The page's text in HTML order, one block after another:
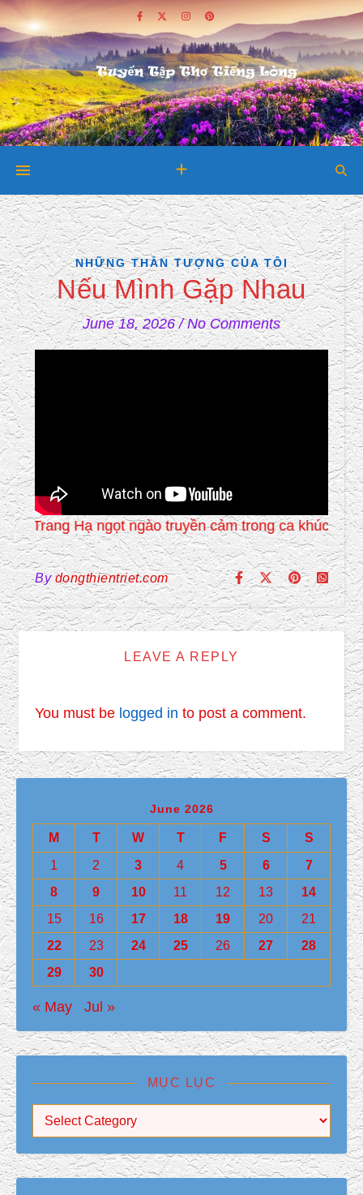
NHỮNG THẦN TƯỢNG CỦA TÔI
Nếu Mình Gặp Nhau
June 18, 2026 / No Comments
Trang Hạ ngọt ngào truyền cảm trong ca khúc trên
Bydongthientriet.com
LEAVE A REPLY
You must be logged in to post a comment.
June 2026
M T W T F S
S
1
2 3 4 5 6
7
8
9 10 11 12 13
14
15
16 17 18 19 20
21
22
23 24 25 26 27
28
29
30
« May Jul »
MỤC LỤC